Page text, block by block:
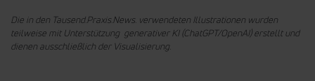
Die in den Tausend.Praxis.News. verwendeten Illustrationen wurden
teilweise mit Unterstützung generativer KI (ChatGPT/OpenAI) erstellt und
dienen ausschließlich der Visualisierung.